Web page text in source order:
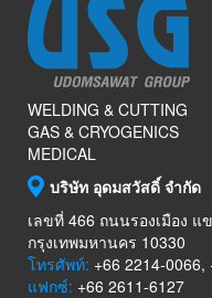
WELDING & CUTTING
GAS & CRYOGENICS
MEDICAL
บริษัท อุดมสวัสดิ์ จำกัด
เลขที่ 466 ถนนรองเมือง แ
กรุงเทพมหานคร 10330
โทรศัพท์: +66 2214-0066,
แฟกซ์: +66 2611-6127